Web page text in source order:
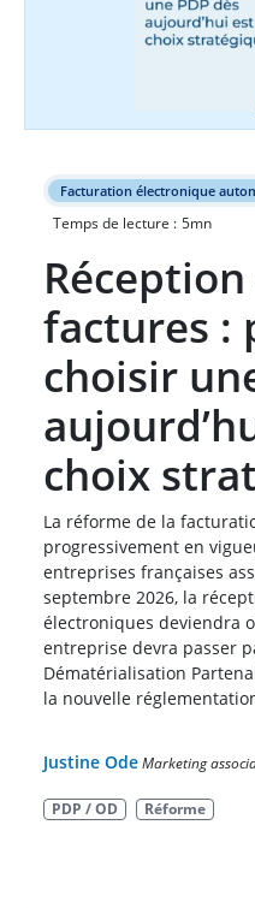
Facturation électronique
Temps de lecture : 5mn
factures :
choisir
choix
La réforme de la
progressivement en
entreprises françaises
septembre 2026, la
électroniques deviendra
entreprise devra passer
Dématérialisation
la nouvelle
Justine Ode Marketing
PDP / OD Réforme